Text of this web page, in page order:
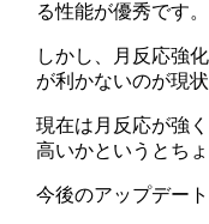
る性能が優秀です。
しかし、月反応強
が利かないのが現状
現在は月反応が強
高いかというとち
今後のアップデー